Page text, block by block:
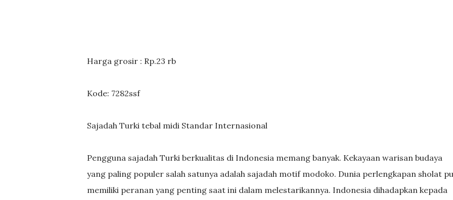
Harga grosir : Rp.23 rb
Kode: 7282ssf
Sajadah Turki tebal midi Standar Internasional
Pengguna sajadah Turki berkualitas di Indonesia memang banyak. Kekayaan warisan budaya
yang paling populer salah satunya adalah sajadah motif modoko. Dunia perlengkapan sholat
memiliki peranan yang penting saat ini dalam melestarikannya. Indonesia dihadapkan kepada